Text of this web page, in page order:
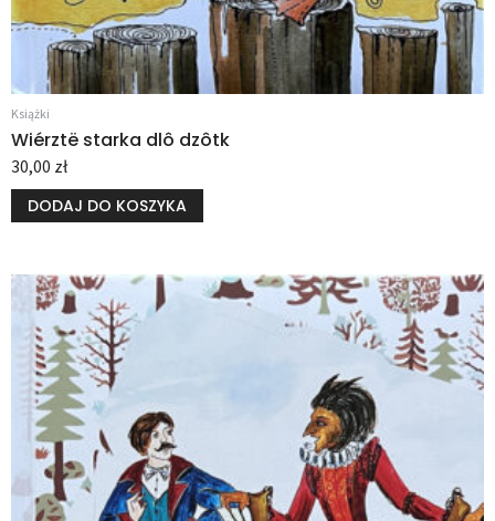
Książki
Wiérztë starka dlô dzôtk
30,00 zł
DODAJ DO KOSZYKA